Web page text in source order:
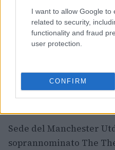
I want to allow Google to
related to security,
functionality and fraud
user protection.
CONFIRM
2. Old Trafford,
Sede del Manchester
soprannominato The